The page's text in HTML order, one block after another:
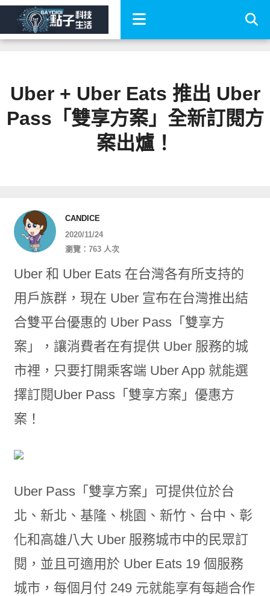
Uber + Uber Eats 推出 Uber
Pass「雙享方案」全新訂閱方
案出爐！
CANDICE
2020/11/24
瀏覽：763 人次
Uber 和 Uber Eats 在台灣各有所支持的
用戶族群，現在 Uber 宣布在台灣推出結
合雙平台優惠的 Uber Pass「雙享方
案」，讓消費者在有提供 Uber 服務的城
市裡，只要打開乘客端 Uber App 就能選
擇訂閱Uber Pass「雙享方案」優惠方
案！
Uber Pass「雙享方案」可提供位於台
北、新北、基隆、桃園、新竹、台中、彰
化和高雄八大 Uber 服務城市中的民眾訂
閱，並且可適用於 Uber Eats 19 個服務
城市，每個月付 249 元就能享有每趟合作